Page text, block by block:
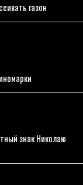
газон
знак Николаю